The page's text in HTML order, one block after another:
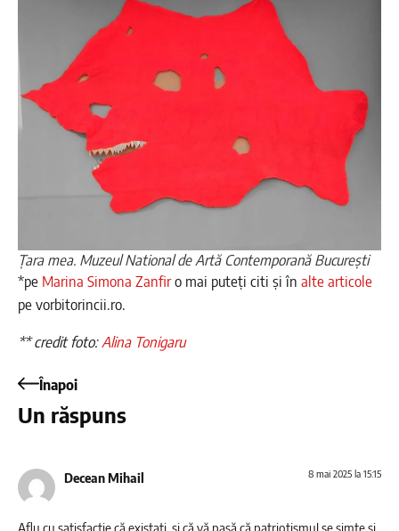
Țara mea. Muzeul National de Artă Contemporană București
*pe Marina Simona Zanfiro mai puteți citi și în alte articole
pe vorbitorincii.ro.
** credit foto:Alina Tonigaru
Înapoi
Un răspuns
Decean Mihail 8 mai 2025 la 15:15
Aflu cu satisfacție că existați, și că vă pasă că patriotismul se simte și